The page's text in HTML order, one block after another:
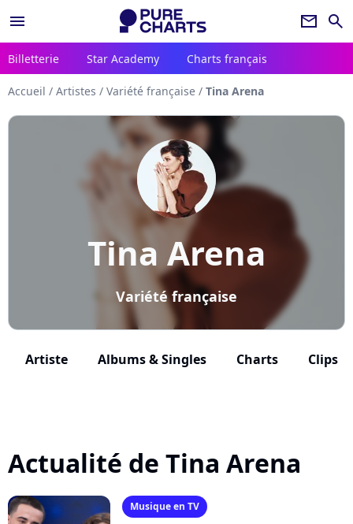
menu newsletter search
Billetterie Star Academy Charts français
Accueil / Artistes / Variété française / Tina Arena
Tina Arena
Variété française
Artiste Albums & Singles Charts Clips
Actualité de Tina Arena
Musique en TV